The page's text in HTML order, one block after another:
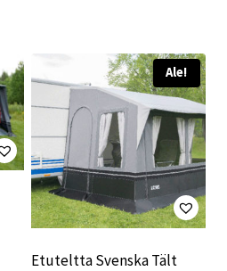
Ale!
Etuteltta Svenska Tält